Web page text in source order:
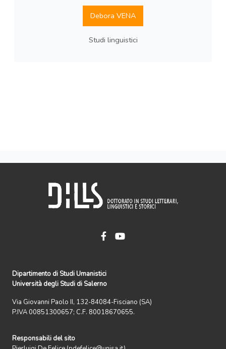
Debora VENA
Studi linguistici
Dipartimento di Studi Umanistici
Università degli Studi di Salerno
Via Giovanni Paolo II, 132-84084-Fisciano (SA)
P.IVA 00851300657; C.F. 80018670655.
Responsabili del sito